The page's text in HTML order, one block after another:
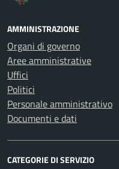
AMMINISTRAZIONE
Organi di governo
Aree amministrative
Uffici
Politici
Personale amministrativo
Documenti e dati
CATEGORIE DI SERVIZIO